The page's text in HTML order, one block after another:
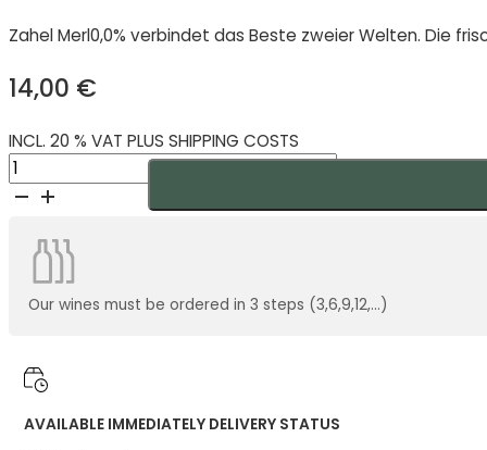
Zahel Merl0,0% verbindet das Beste zweier Welten. Die
14,00 €
INCL. 20 % VAT PLUS SHIPPING COSTS
ZAHEL
MERL0,0%
Alkoholfrei
quantity
Our wines must be ordered in 3 steps (3,6,9,12,...)
AVAILABLE IMMEDIATELY DELIVERY STATUS